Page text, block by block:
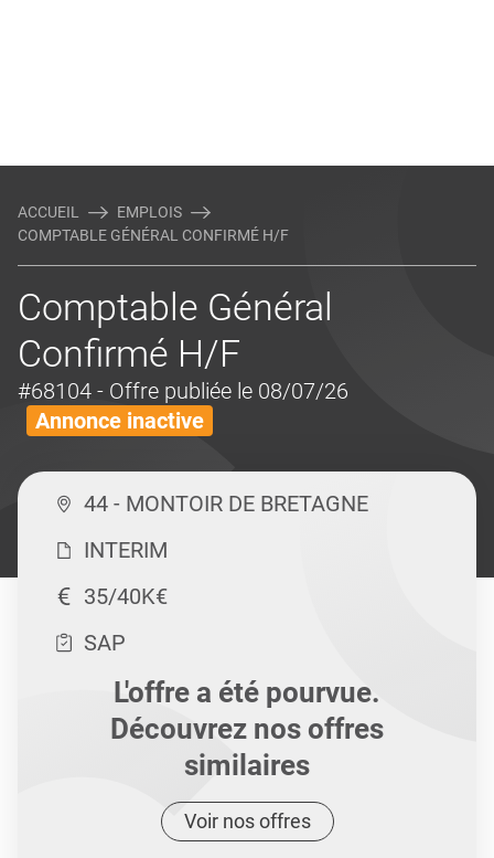
ACCUEIL
EMPLOIS
COMPTABLE GÉNÉRAL CONFIRMÉ H/F
Comptable Général
Confirmé H/F
#68104 - Offre publiée le 08/07/26
Annonce inactive
44 - MONTOIR DE BRETAGNE
INTERIM
35/40K€
SAP
L'offre a été pourvue.
Découvrez nos offres
similaires
Voir nos offres